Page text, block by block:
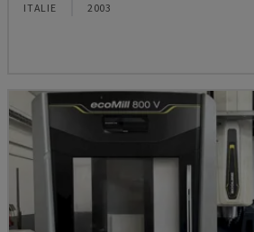
ITALIE 2003